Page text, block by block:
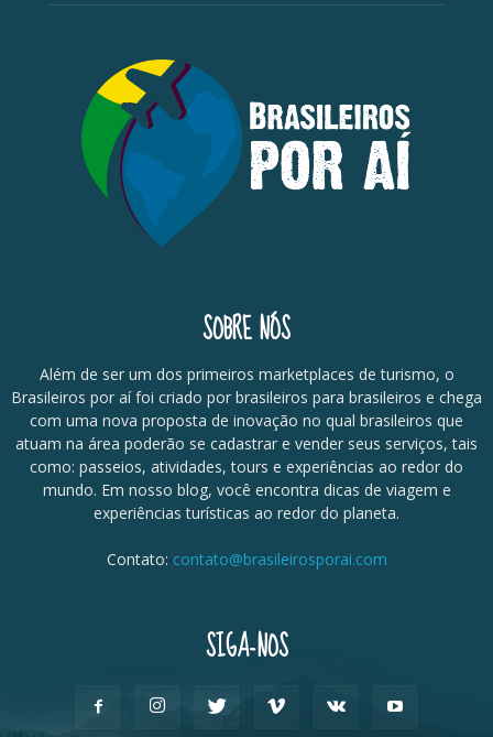
SOBRE NÓS
Além de ser um dos primeiros marketplaces de turismo, o
Brasileiros por aí foi criado por brasileiros para brasileiros e chega
com uma nova proposta de inovação no qual brasileiros que
atuam na área poderão se cadastrar e vender seus serviços, tais
como: passeios, atividades, tours e experiências ao redor do
mundo. Em nosso blog, você encontra dicas de viagem e
experiências turísticas ao redor do planeta.
Contato: contato@brasileirosporai.com
SIGA-NOS